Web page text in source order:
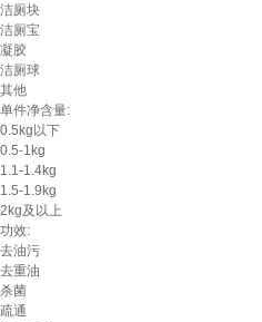
洁厕块
洁厕宝
凝胶
洁厕球
其他
单件净含量:
0.5kg以下
0.5-1kg
1.1-1.4kg
1.5-1.9kg
2kg及以上
功效:
去油污
去重油
杀菌
疏通